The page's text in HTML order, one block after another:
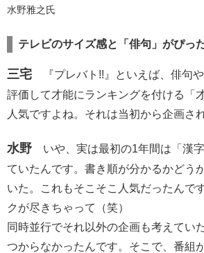
水野雅之氏
テレビのサイズ感と「俳句」がぴっ
三宅 『プレバト!!』といえば、俳句
評価して才能にランキングを付ける「
人気ですよね。それは当初から企画さ
水野 いや、実は最初の1年間は「漢
ていたんです。書き順が分かるかどう
いた。これもそこそこ人気だったんで
クが尽きちゃって（笑）
同時並行でそれ以外の企画も考えてい
つからなかったんです。そこで、番組